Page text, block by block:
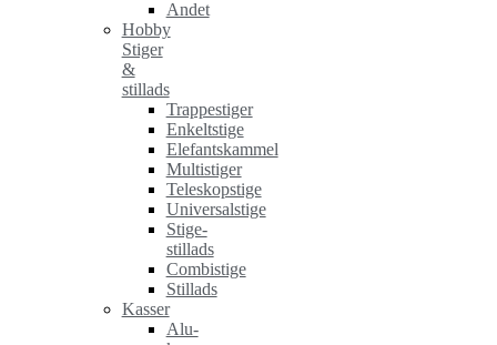
Andet
Hobby
Stiger
&
stillads
Trappestiger
Enkeltstige
Elefantskammel
Multistiger
Teleskopstige
Universalstige
Stige-
stillads
Combistige
Stillads
Kasser
Alu-